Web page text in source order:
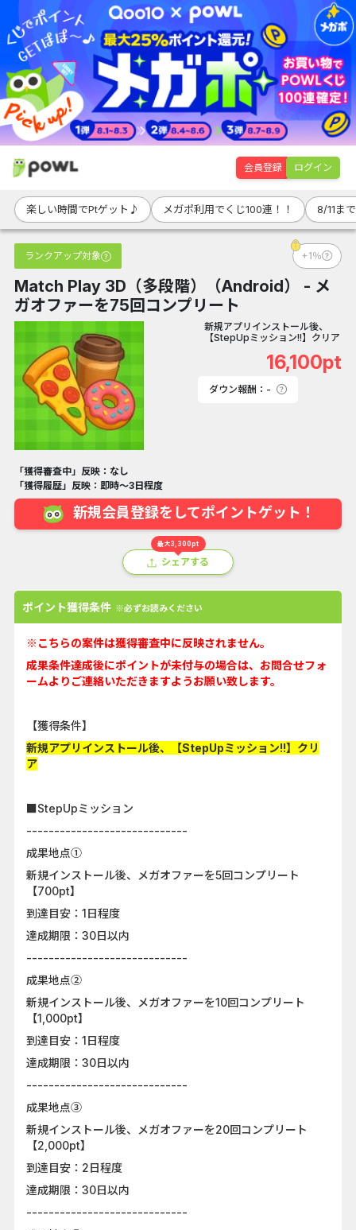
会員登録 ログイン
楽しい時間でPtゲット♪ メガポ利用でくじ100連！！ 8/11ま
ランクアップ対象 +1％
Match Play 3D（多段階）（Android） - メ
ガオファーを75回コンプリート
新規アプリインストール後、
【StepUpミッション!!】クリア
16,100pt
ダウン報酬：-
「獲得審査中」反映：なし
「獲得履歴」反映：即時～3日程度
新規会員登録をしてポイントゲット！
最大3,300pt
シェアする
ポイント獲得条件 ※必ずお読みください
※こちらの案件は獲得審査中に反映されません。
成果条件達成後にポイントが未付与の場合は、お問合せフォ
ームよりご連絡いただきますようお願い致します。
【獲得条件】
新規アプリインストール後、【StepUpミッション!!】クリ
ア
■StepUpミッション
-----------------------------
成果地点①
新規インストール後、メガオファーを5回コンプリート
【700pt】
到達目安：1日程度
達成期限：30日以内
-----------------------------
成果地点②
新規インストール後、メガオファーを10回コンプリート
【1,000pt】
到達目安：1日程度
達成期限：30日以内
-----------------------------
成果地点③
新規インストール後、メガオファーを20回コンプリート
【2,000pt】
到達目安：2日程度
達成期限：30日以内
-----------------------------